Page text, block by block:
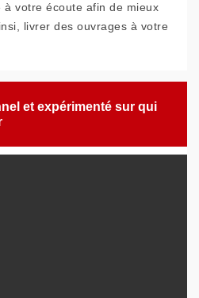
votre écoute afin de mieux
livrer des ouvrages à votre
et expérimenté sur qui